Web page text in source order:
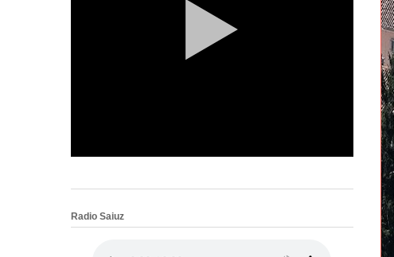
Radio Saiuz